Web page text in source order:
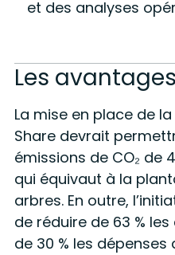
et des analyses
Les avantages
La mise en place de
Share devrait
émissions de CO₂ de
qui équivaut à la
arbres. En outre,
de réduire de 63 %
de 30 % les dépenses